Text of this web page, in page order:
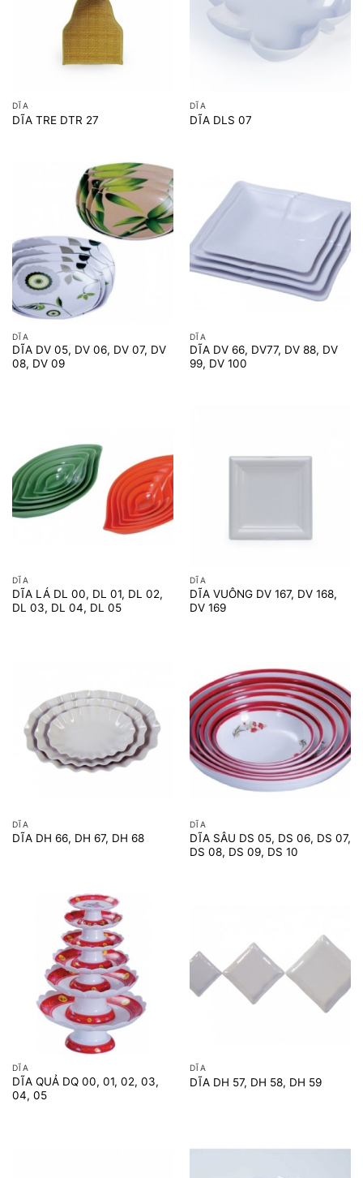
DĨA
DĨA TRE DTR 27
DĨA
DĨA DLS 07
DĨA
DĨA DV 05, DV 06, DV 07, DV
08, DV 09
DĨA
DĨA DV 66, DV77, DV 88, DV
99, DV 100
DĨA
DĨA LÁ DL 00, DL 01, DL 02,
DL 03, DL 04, DL 05
DĨA
DĨA VUÔNG DV 167, DV 168,
DV 169
DĨA
DĨA DH 66, DH 67, DH 68
DĨA
DĨA SÂU DS 05, DS 06, DS 07,
DS 08, DS 09, DS 10
DĨA
DĨA QUẢ DQ 00, 01, 02, 03,
04, 05
DĨA
DĨA DH 57, DH 58, DH 59